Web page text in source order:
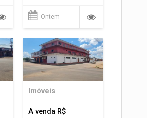
Ontem
Imóveis
A venda R$